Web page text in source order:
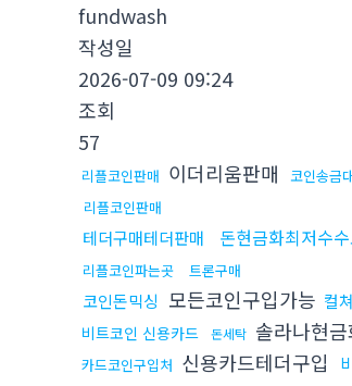
fundwash
작성일
2026-07-09 09:24
조회
57
리플코인판매 이더리움판매 코인송금
리플코인판매
테더구매테더판매 돈현금화최저수
리플코인파는곳 트론구매
코인돈믹싱 모든코인구입가능 컬
비트코인 신용카드 돈세탁 솔라나현
카드코인구입처 신용카드테더구입